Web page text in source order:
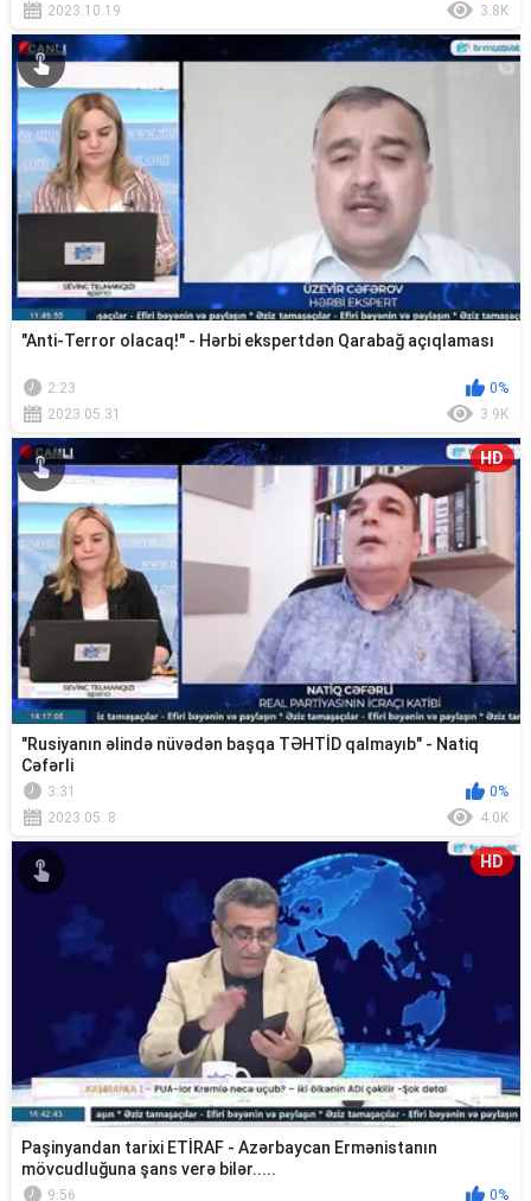
2023.10.19
3.8K
"Anti-Terror olacaq!" - Hərbi ekspertdən Qarabağ açıqlaması
2:23
0%
2023.05.31
3.9K
HD
"Rusiyanın əlində nüvədən başqa TƏHTİD qalmayıb" - Natiq
Cəfərli
3:31
0%
2023.05. 8
4.0K
HD
Paşinyandan tarixi ETİRAF - Azərbaycan Ermənistanın
mövcudluğuna şans verə bilər.....
9:56 0%